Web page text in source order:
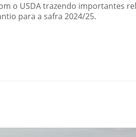
o USDA trazendo importantes
para a safra 2024/25.